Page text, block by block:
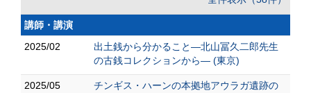
講師・講演
2025/02
出土銭から分かること―北山冨久二郎先生
の古銭コレクションから― (東京)
2025/05
チンギス・ハーンの本拠地アウラガ遺跡の